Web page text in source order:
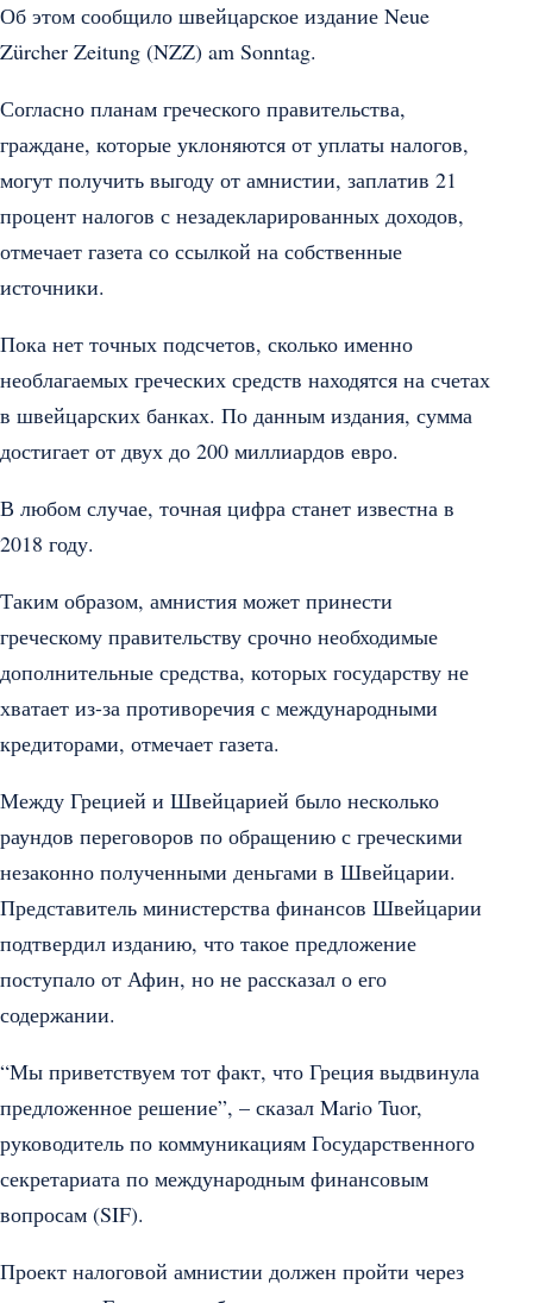
Об этом сообщило швейцарское издание Neue
Zürcher Zeitung (NZZ) am Sonntag.
Согласно планам греческого правительства,
граждане, которые уклоняются от уплаты налогов,
могут получить выгоду от амнистии, заплатив 21
процент налогов с незадекларированных доходов,
отмечает газета со ссылкой на собственные
источники.
Пока нет точных подсчетов, сколько именно
необлагаемых греческих средств находятся на счетах
в швейцарских банках. По данным издания, сумма
достигает от двух до 200 миллиардов евро.
В любом случае, точная цифра станет известна в
2018 году.
Таким образом, амнистия может принести
греческому правительству срочно необходимые
дополнительные средства, которых государству не
хватает из-за противоречия с международными
кредиторами, отмечает газета.
Между Грецией и Швейцарией было несколько
раундов переговоров по обращению с греческими
незаконно полученными деньгами в Швейцарии.
Представитель министерства финансов Швейцарии
подтвердил изданию, что такое предложение
поступало от Афин, но не рассказал о его
содержании.
“Мы приветствуем тот факт, что Греция выдвинула
предложенное решение”, – сказал Mario Tuor,
руководитель по коммуникациям Государственного
секретариата по международным финансовым
вопросам (SIF).
Проект налоговой амнистии должен пройти через